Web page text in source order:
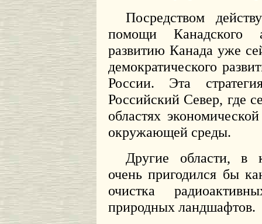
Посредством
помощи Канадского
развитию Канада уже
демократического
России. Эта
Российский Север, где
областях
окружающей среды.
Другие области, в
очень пригодился бы
очистка
природных ландшафтов.